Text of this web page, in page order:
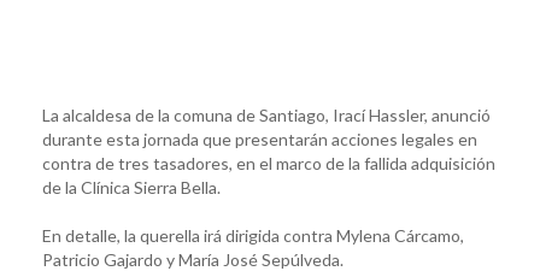
La alcaldesa de la comuna de Santiago, Irací Hassler, anunció
durante esta jornada que presentarán acciones legales en
contra de tres tasadores, en el marco de la fallida adquisición
de la Clínica Sierra Bella.
En detalle, la querella irá dirigida contra Mylena Cárcamo,
Patricio Gajardo y María José Sepúlveda.